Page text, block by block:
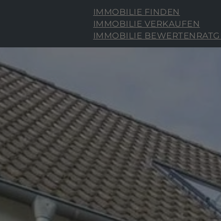
IMMOBILIE FINDEN
IMMOBILIE VERKAUFEN
IMMOBILIE BEWERTEN